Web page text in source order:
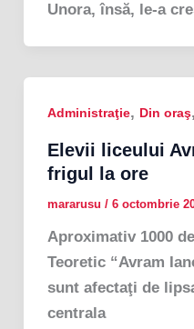
Unora, însă, le-a
Administraţie, Din oraş,
Elevii liceului
frigul la ore
mararusu / 6 octombrie
Aproximativ 1000
Teoretic “Avram
sunt afectaţi de
centrala